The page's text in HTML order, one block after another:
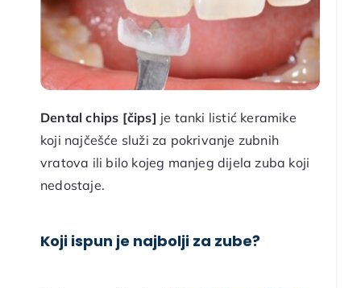
Dental chips [čips] je tanki listić keramike
koji najčešće služi za pokrivanje zubnih
vratova ili bilo kojeg manjeg dijela zuba koji
nedostaje.
Koji ispun je najbolji za zube?